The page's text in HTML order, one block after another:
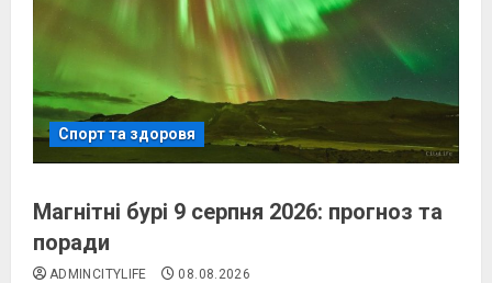
Спорт та здоровя
Магнітні бурі 9 серпня 2026: прогноз та
поради
ADMINCITYLIFE 08.08.2026